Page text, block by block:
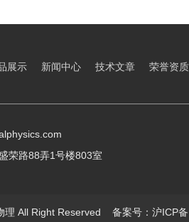
展示 新闻中心 技术文章 荣誉资质
荣路88弄1号楼803室
理 All Right Reserved 备案号：沪ICP